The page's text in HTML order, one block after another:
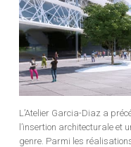
L’Atelier Garcia-Diaz a
l’insertion architecturale et
genre. Parmi les